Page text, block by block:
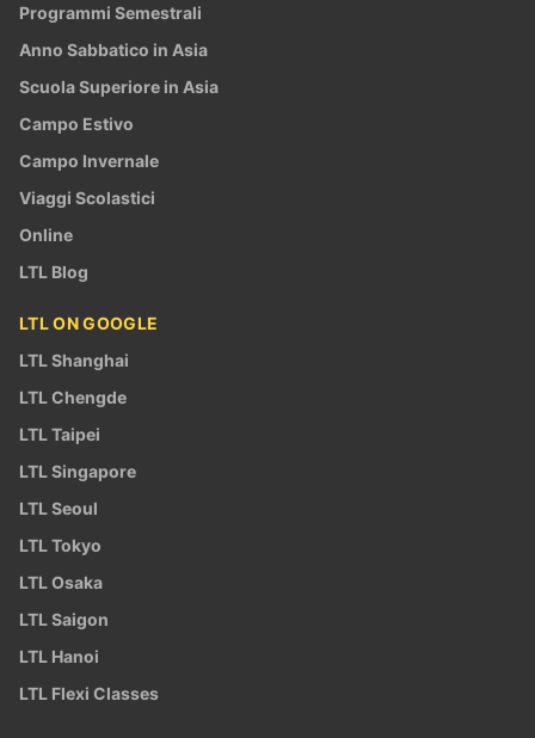
Programmi Semestrali
Anno Sabbatico in Asia
Scuola Superiore in Asia
Campo Estivo
Campo Invernale
Viaggi Scolastici
Online
LTL Blog
LTL ON GOOGLE
LTL Shanghai
LTL Chengde
LTL Taipei
LTL Singapore
LTL Seoul
LTL Tokyo
LTL Osaka
LTL Saigon
LTL Hanoi
LTL Flexi Classes